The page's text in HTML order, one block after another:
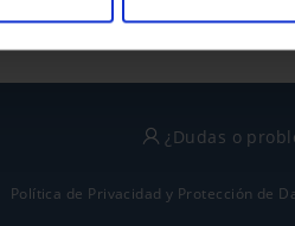
¿Dudas o
Política de Privacidad y Protección de